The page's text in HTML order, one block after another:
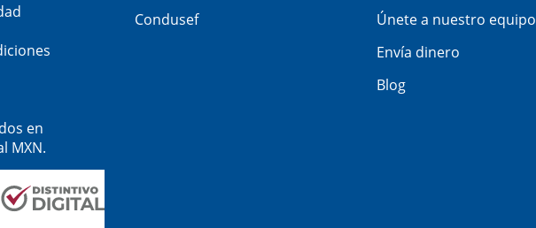
en
MXN.
Condusef
Únete a nuestro equipo
Envía dinero
Blog